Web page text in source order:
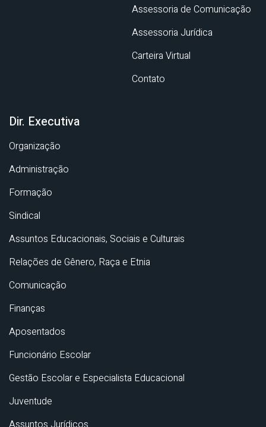
Assessoria de Comunicação
Assessoria Jurídica
Carteira Virtual
Contato
Dir. Executiva
Organização
Administração
Formação
Sindical
Assuntos Educacionais, Sociais e Culturais
Relações de Gênero, Raça e Etnia
Comunicação
Finanças
Aposentados
Funcionário Escolar
Gestão Escolar e Especialista Educacional
Juventude